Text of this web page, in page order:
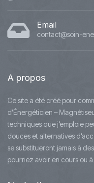
Email
contact@soin-
A propos
Ce site a été créé pour
d’Énergéticien –
techniques que j’emploie
douces et alternatives
se substitueront jamais à
pourriez avoir en cours ou à